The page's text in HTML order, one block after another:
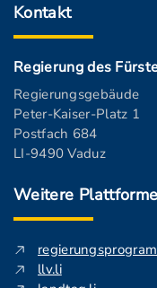
Kontakt
Regierung des
Regierungsgebäude
Peter-Kaiser-Platz 1
Postfach 684
LI-9490 Vaduz
Weitere
llv.li